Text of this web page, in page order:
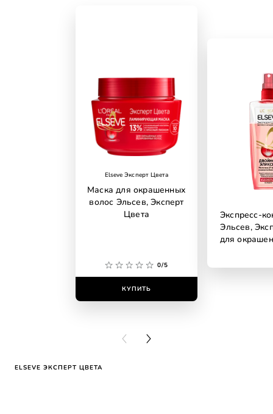
Elseve Эксперт Цвета
Маска для окрашенных
волос Эльсев, Эксперт
Цвета
0/5
КУПИТЬ
Экспресс-
Эльсев,
для
PREVIOUS CARD
NEXT CARD
ELSEVE ЭКСПЕРТ ЦВЕТА